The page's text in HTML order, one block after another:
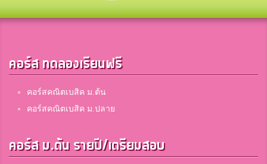
คอร์ส ทดลองเรียนฟรี
คอร์สคณิตเบสิค ม.ต้น
คอร์สคณิตเบสิค ม.ปลาย
คอร์ส ม.ต้น รายปี/เตรียมสอบ